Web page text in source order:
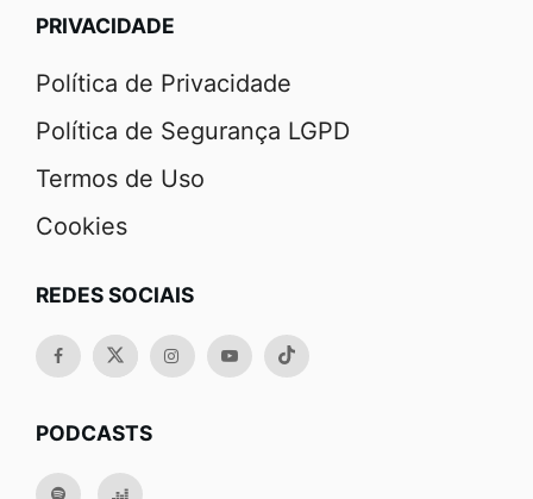
PRIVACIDADE
Política de Privacidade
Política de Segurança LGPD
Termos de Uso
Cookies
REDES SOCIAIS
PODCASTS